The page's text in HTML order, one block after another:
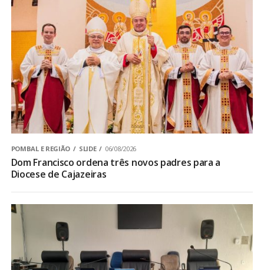
POMBAL E REGIÃO SLIDE 06/08/2026
Dom Francisco ordena três novos padres para a
Diocese de Cajazeiras